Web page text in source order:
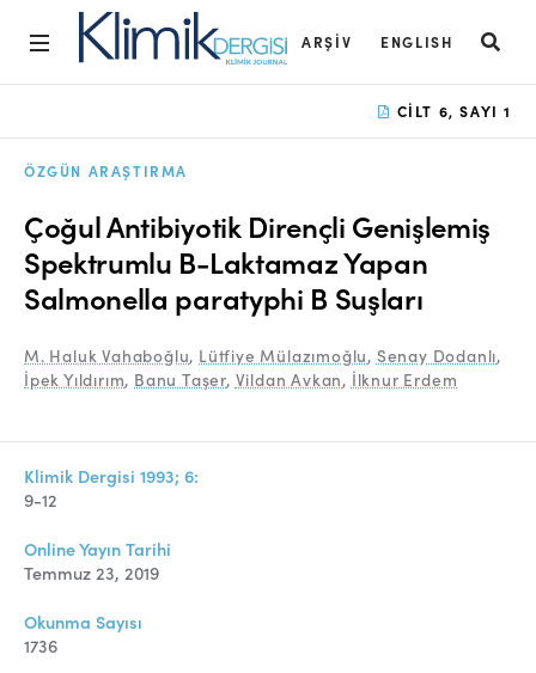
ARŞIV ENGLISH
Arşiv
Açık Erişim İlkesi
Yayın Kurulu
Etik İlkeler
Editoryal Süreç
Danışmanlık Süreci
Yazarlara Bilgi
Online Makale Gönderimi
Dizinler
Telif Hakları
CILT 6, SAYI 1
ÖZGÜN ARAŞTIRMA
Çoğul Antibiyotik Dirençli Genişlemiş
Spektrumlu B-Laktamaz Yapan
Salmonella paratyphi B Suşları
M. Haluk Vahaboğlu, Lütfiye Mülazımoğlu, Senay Dodanlı,
İpek Yıldırım, Banu Taşer, Vildan Avkan, İlknur Erdem
Klimik Dergisi 1993; 6:
9-12
Online Yayın Tarihi
Temmuz 23, 2019
Okunma Sayısı
1736